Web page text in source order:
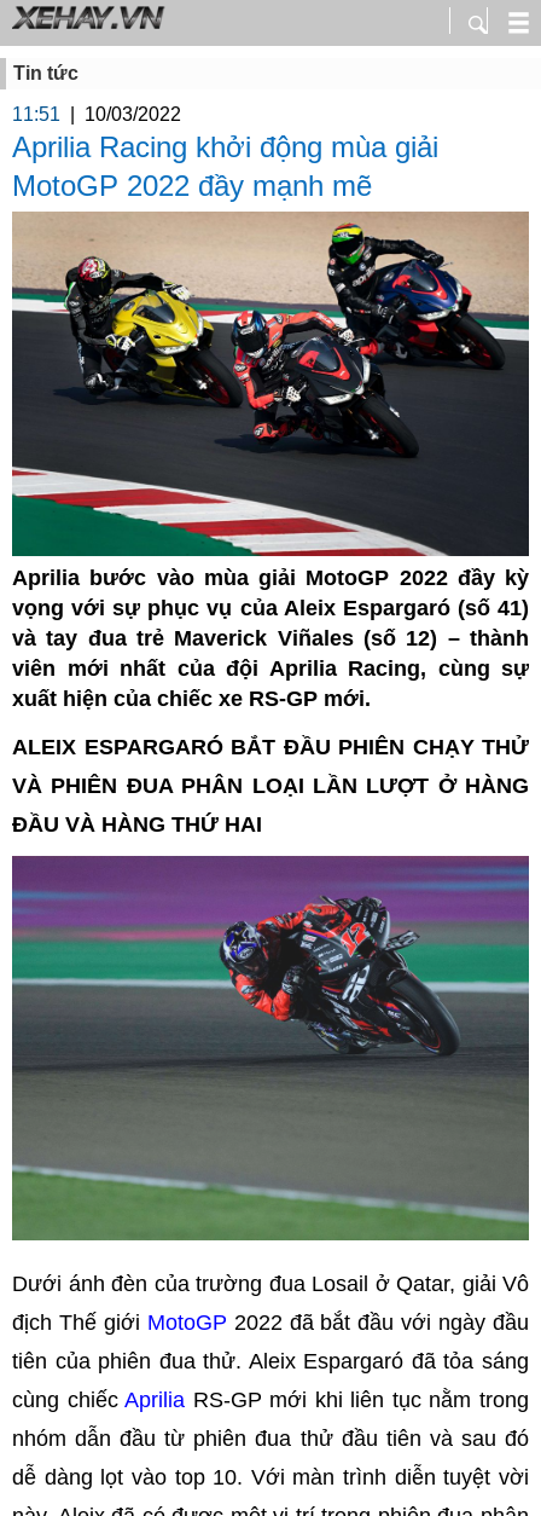
Tin tức
11:51
10/03/2022
Aprilia Racing khởi động mùa giải
MotoGP 2022 đầy mạnh mẽ
Aprilia bước vào mùa giải MotoGP 2022 đầy kỳ
vọng với sự phục vụ của Aleix Espargaró (số 41)
và tay đua trẻ Maverick Viñales (số 12) – thành
viên mới nhất của đội Aprilia Racing, cùng sự
xuất hiện của chiếc xe RS-GP mới.
ALEIX ESPARGARÓ BẮT ĐẦU PHIÊN CHẠY THỬ
VÀ PHIÊN ĐUA PHÂN LOẠI LẦN LƯỢT Ở HÀNG
ĐẦU VÀ HÀNG THỨ HAI
Dưới ánh đèn của trường đua Losail ở Qatar, giải Vô
địch Thế giới MotoGP 2022 đã bắt đầu với ngày đầu
tiên của phiên đua thử. Aleix Espargaró đã tỏa sáng
cùng chiếcAprilia RS-GP mới khi liên tục nằm trong
nhóm dẫn đầu từ phiên đua thử đầu tiên và sau đó
dễ dàng lọt vào top 10. Với màn trình diễn tuyệt vời